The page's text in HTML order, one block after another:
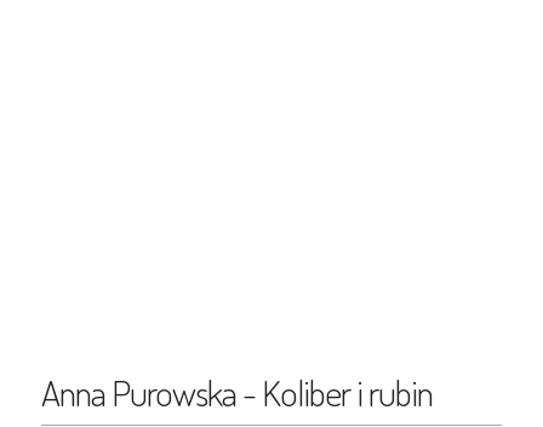
Anna Purowska - Koliber i rubin